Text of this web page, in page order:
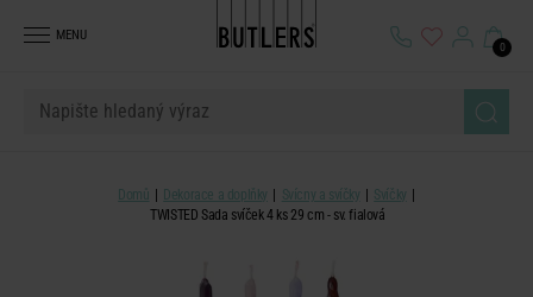
MENU
0
Domů Dekorace a doplňky Svícny a svíčky
Svíčky
TWISTED Sada svíček 4 ks 29 cm - sv. fialová